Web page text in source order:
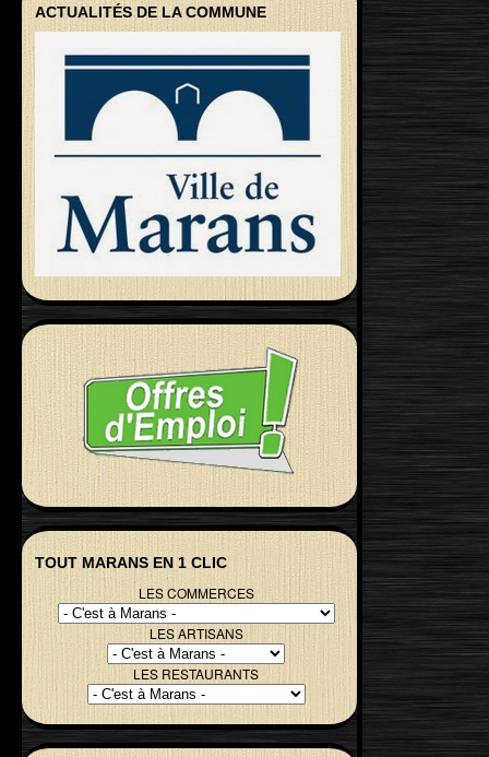
ACTUALITÉS DE LA COMMUNE
TOUT MARANS EN 1 CLIC
LES COMMERCES
LES ARTISANS
LES RESTAURANTS